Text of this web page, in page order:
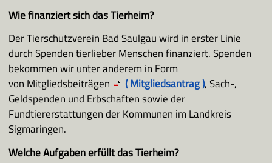
Tiervermittlung
Der Tierschutzverein
Tierheim Sigmaringen
Nestle Bad Saulgau
Wie finanziert sich das Tierheim?
Der Tierschutzverein Bad Saulgau wird in erster Linie
durch Spenden tierlieber Menschen finanziert. Spenden
bekommen wir unter anderem in Form
von Mitgliedsbeiträgen (Mitgliedsantrag),Sach-,
Geldspenden und Erbschaften sowie der
Fundtiererstattungen der Kommunen im Landkreis
Sigmaringen.
Welche Aufgaben erfüllt das Tierheim?